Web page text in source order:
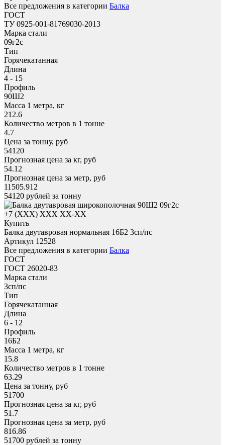
Все предложения в категории Балка
ГОСТ
ТУ 0925-001-81769030-2013
Марка стали
09г2с
Тип
Горячекатанная
Длина
4 - 15
Профиль
90Ш2
Масса 1 метра, кг
212.6
Количество метров в 1 тонне
4.7
Цена за тонну, руб
54120
Прогнозная цена за кг, руб
54.12
Прогнозная цена за метр, руб
11505.912
54120 рублей за тонну
+7 (XXX) ХХХ ХХ-ХХ
Купить
Балка двутавровая нормальная 16Б2 3сп/пс
Артикул 12528
Все предложения в категории Балка
ГОСТ
ГОСТ 26020-83
Марка стали
3сп/пс
Тип
Горячекатанная
Длина
6 - 12
Профиль
16Б2
Масса 1 метра, кг
15.8
Количество метров в 1 тонне
63.29
Цена за тонну, руб
51700
Прогнозная цена за кг, руб
51.7
Прогнозная цена за метр, руб
816.86
51700 рублей за тонну